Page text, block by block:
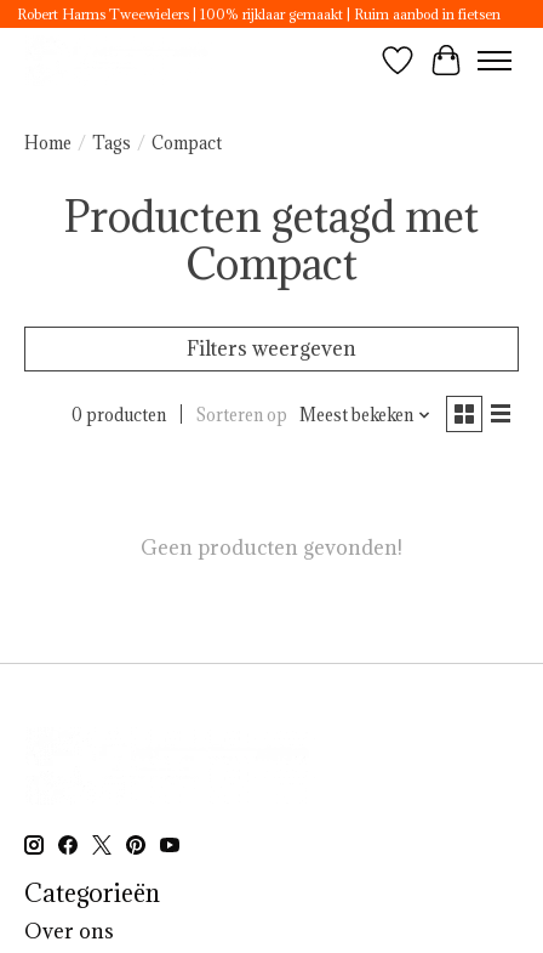
Robert Harms Tweewielers | 100% rijklaar gemaakt | Ruim aanbod in fietsen
Verlanglijst
Home / Tags / Compact
Producten getagd met
Compact
Filters weergeven
0 producten Sorteren op Meest bekeken
Geen producten gevonden!
Categorieën
Over ons